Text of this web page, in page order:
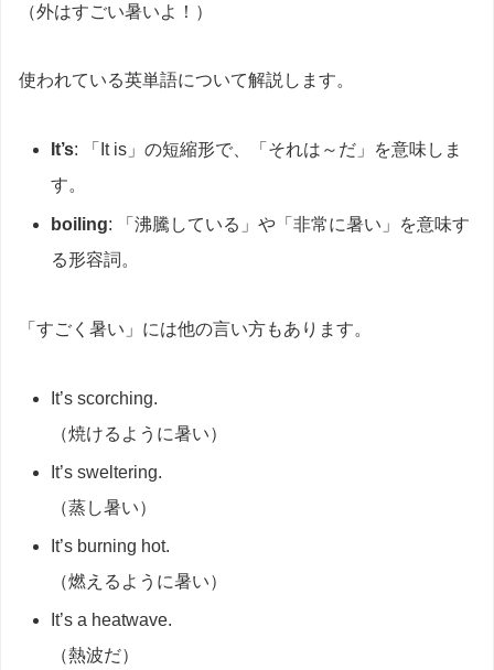
（外はすごい暑いよ！）
使われている英単語について解説します。
It’s: 「It is」の短縮形で、「それは～だ」を意味しま
す。
boiling: 「沸騰している」や「非常に暑い」を意味す
る形容詞。
「すごく暑い」には他の言い方もあります。
It’s scorching.
（焼けるように暑い）
It’s sweltering.
（蒸し暑い）
It’s burning hot.
（燃えるように暑い）
It’s a heatwave.
（熱波だ）